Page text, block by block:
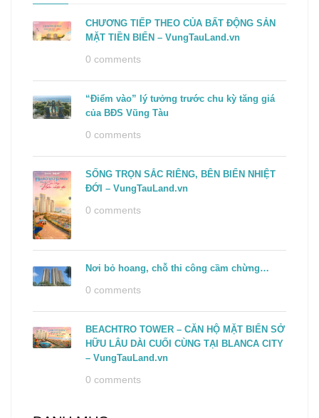
CHƯƠNG TIẾP THEO CỦA BẤT ĐỘNG SẢN
MẶT TIỀN BIỂN – VungTauLand.vn
0 comments
“Điểm vào” lý tưởng trước chu kỳ tăng giá
của BĐS Vũng Tàu
0 comments
SỐNG TRỌN SẮC RIÊNG, BÊN BIỂN NHIỆT
ĐỚI – VungTauLand.vn
0 comments
Nơi bỏ hoang, chỗ thi công cầm chừng…
0 comments
BEACHTRO TOWER – CĂN HỘ MẶT BIỂN SỞ
HỮU LÂU DÀI CUỐI CÙNG TẠI BLANCA CITY
– VungTauLand.vn
0 comments